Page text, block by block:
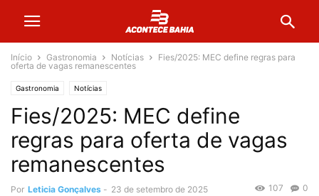
Início Gastronomia Notícias
Fies/2025: MEC define regras para
oferta de vagas remanescentes
Gastronomia Notícias
Fies/2025: MEC define
regras para oferta de vagas
remanescentes
Por Leticia Gonçalves - 23 de setembro de 2025 0
107